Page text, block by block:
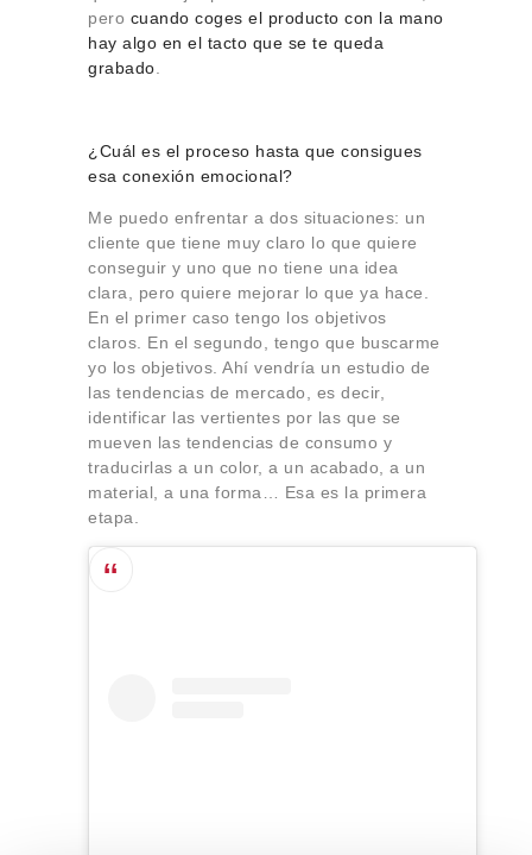
pero cuando coges el producto con la mano
hay algo en el tacto que se te queda
grabado.
¿Cuál es el proceso hasta que consigues
esa conexión emocional?
Me puedo enfrentar a dos situaciones: un
cliente que tiene muy claro lo que quiere
conseguir y uno que no tiene una idea
clara, pero quiere mejorar lo que ya hace.
En el primer caso tengo los objetivos
claros. En el segundo, tengo que buscarme
yo los objetivos. Ahí vendría un estudio de
las tendencias de mercado, es decir,
identificar las vertientes por las que se
mueven las tendencias de consumo y
traducirlas a un color, a un acabado, a un
material, a una forma… Esa es la primera
etapa.